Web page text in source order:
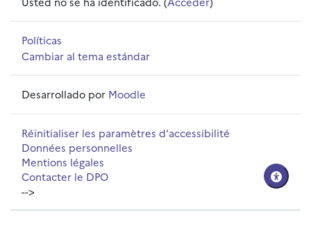
Políticas
Cambiar al tema estándar
Desarrollado por Moodle
Réinitialiser les paramètres d'accessibilité
Données personnelles
Mentions légales
Contacter le DPO
-->